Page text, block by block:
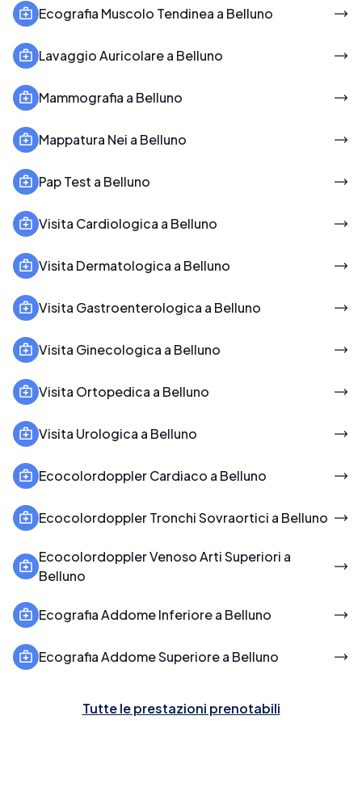
Ecografia Muscolo Tendinea a Belluno
Lavaggio Auricolare a Belluno
Mammografia a Belluno
Mappatura Nei a Belluno
Pap Test a Belluno
Visita Cardiologica a Belluno
Visita Dermatologica a Belluno
Visita Gastroenterologica a Belluno
Visita Ginecologica a Belluno
Visita Ortopedica a Belluno
Visita Urologica a Belluno
Ecocolordoppler Cardiaco a Belluno
Ecocolordoppler Tronchi Sovraortici a Belluno
Ecocolordoppler Venoso Arti Superiori a
Belluno
Ecografia Addome Inferiore a Belluno
Ecografia Addome Superiore a Belluno
Tutte le prestazioni prenotabili